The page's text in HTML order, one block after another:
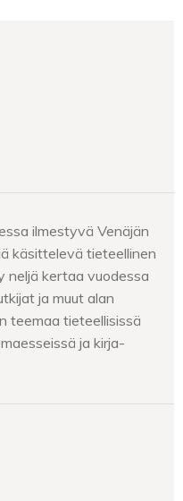
ilmestyvä Venäjän
käsittelevä tieteellinen
neljä kertaa vuodessa
ja muut alan
teemaa tieteellisissä
ja kirja-